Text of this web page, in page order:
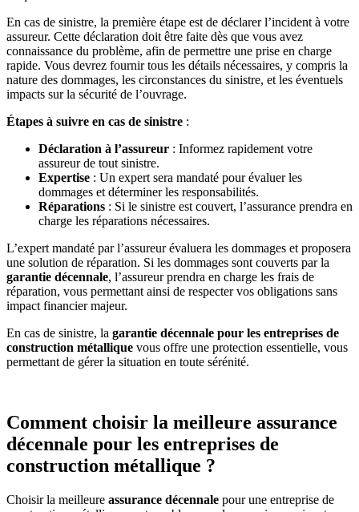
En cas de sinistre, la première étape est de déclarer l’incident à votre
assureur. Cette déclaration doit être faite dès que vous avez
connaissance du problème, afin de permettre une prise en charge
rapide. Vous devrez fournir tous les détails nécessaires, y compris la
nature des dommages, les circonstances du sinistre, et les éventuels
impacts sur la sécurité de l’ouvrage.
Étapes à suivre en cas de sinistre :
Déclaration à l’assureur : Informez rapidement votre
assureur de tout sinistre.
Expertise : Un expert sera mandaté pour évaluer les
dommages et déterminer les responsabilités.
Réparations : Si le sinistre est couvert, l’assurance prendra en
charge les réparations nécessaires.
L’expert mandaté par l’assureur évaluera les dommages et proposera
une solution de réparation. Si les dommages sont couverts par la
garantie décennale, l’assureur prendra en charge les frais de
réparation, vous permettant ainsi de respecter vos obligations sans
impact financier majeur.
En cas de sinistre, la garantie décennale pour les entreprises de
construction métallique vous offre une protection essentielle, vous
permettant de gérer la situation en toute sérénité.
Comment choisir la meilleure assurance
décennale pour les entreprises de
construction métallique ?
Choisir la meilleure assurance décennale pour une entreprise de